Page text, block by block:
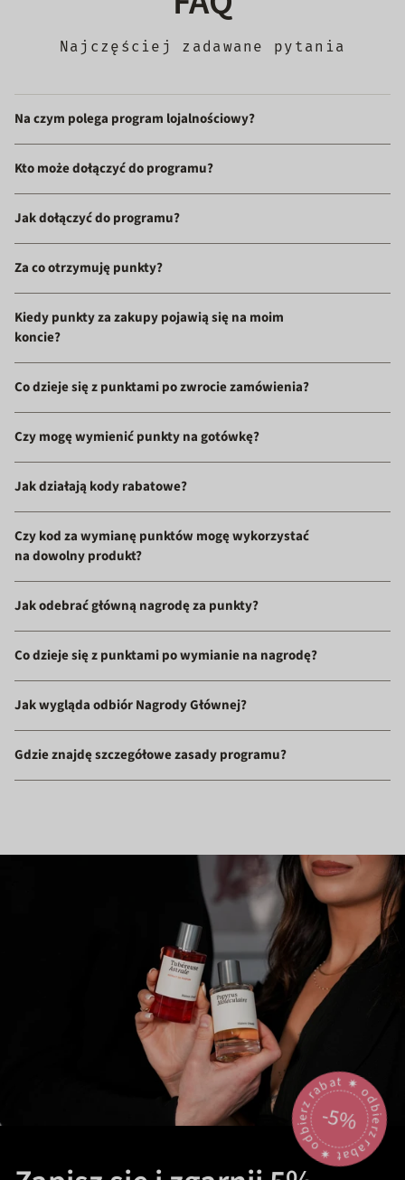
Najczęściej zadawane pytania
Na czym polega program lojalnościowy?
Kto może dołączyć do programu?
Jak dołączyć do programu?
Za co otrzymuję punkty?
Kiedy punkty za zakupy pojawią się na moim
koncie?
Co dzieje się z punktami po zwrocie zamówienia?
Czy mogę wymienić punkty na gotówkę?
Jak działają kody rabatowe?
Czy kod za wymianę punktów mogę wykorzystać
na dowolny produkt?
Jak odebrać główną nagrodę za punkty?
Co dzieje się z punktami po wymianie na nagrodę?
Jak wygląda odbiór Nagrody Głównej?
Gdzie znajdę szczegółowe zasady programu?
odbierz rabat 🟎 odbierz rabat 🟎
-5%